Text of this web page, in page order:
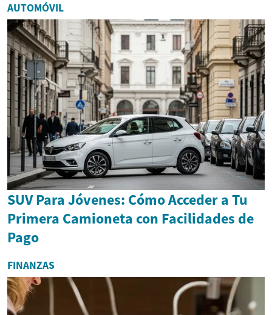
AUTOMÓVIL
SUV Para Jóvenes: Cómo Acceder a Tu
Primera Camioneta con Facilidades de
Pago
FINANZAS